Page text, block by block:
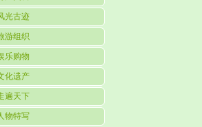
光古迹
游组织
乐购物
化遗产
遍天下
物特写